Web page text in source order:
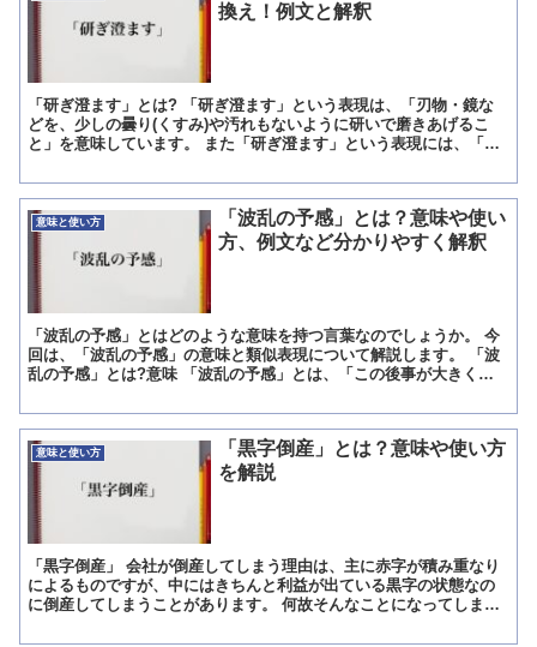
換え！例文と解釈
「研ぎ澄ます」とは? 「研ぎ澄ます」という表現は、「刃物・鏡な
どを、少しの曇り(くすみ)や汚れもないように研いで磨きあげるこ
と」を意味しています。 また「研ぎ澄ます」という表現には、「意
意味と使い方
「波乱の予感」とは？意味や使い
方、例文など分かりやすく解釈
「波乱の予感」とはどのような意味を持つ言葉なのでしょうか。 今
回は、「波乱の予感」の意味と類似表現について解説します。 「波
乱の予感」とは?意味 「波乱の予感」とは、「この後事が大きく動
意味と使い方
「黒字倒産」とは？意味や使い方
を解説
「黒字倒産」 会社が倒産してしまう理由は、主に赤字が積み重なり
によるものですが、中にはきちんと利益が出ている黒字の状態なの
に倒産してしまうことがあります。 何故そんなことになってしまう